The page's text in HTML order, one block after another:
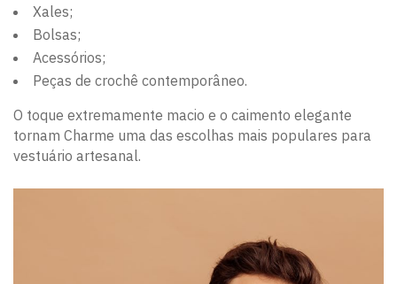
Xales;
Bolsas;
Acessórios;
Peças de crochê contemporâneo.
O toque extremamente macio e o caimento elegante
tornam Charme uma das escolhas mais populares para
vestuário artesanal.